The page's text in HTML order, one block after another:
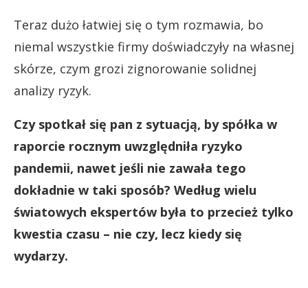
Teraz dużo łatwiej się o tym rozmawia, bo
niemal wszystkie firmy doświadczyły na własnej
skórze, czym grozi zignorowanie solidnej
analizy ryzyk.
Czy spotkał się pan z sytuacją, by spółka w
raporcie rocznym uwzględniła ryzyko
pandemii, nawet jeśli nie zawała tego
dokładnie w taki sposób? Według wielu
światowych ekspertów była to przecież tylko
kwestia czasu – nie czy, lecz kiedy się
wydarzy.